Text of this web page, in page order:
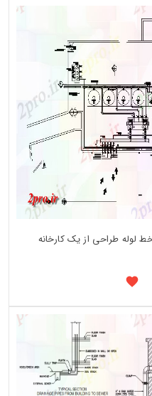
لوله طراحی از یک کارخانه